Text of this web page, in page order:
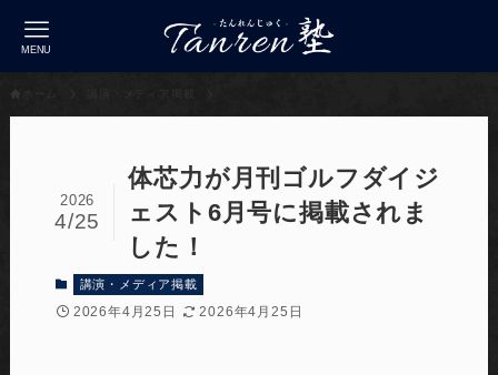
MENU
体芯力が月刊ゴルフダイジ
ェスト6月号に掲載されま
した！
2026
4/25
講演・メディア掲載
2026年4月25日 2026年4月25日